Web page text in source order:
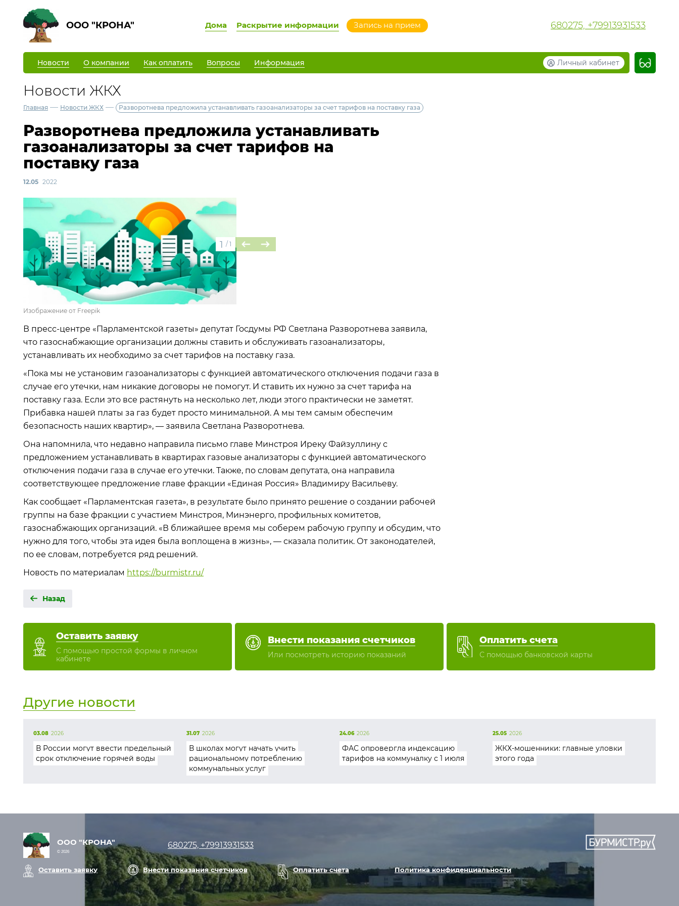
ООО "КРОНА" Дома Раскрытие информации Запись на прием 680275, +79913931533
Новости О компании Как оплатить Вопросы Информация Личный кабинет
Новости ЖКХ
Главная — Новости ЖКХ — Разворотнева предложила устанавливать газоанализаторы за счет тарифов на поставку газа
Разворотнева предложила устанавливать
газоанализаторы за счет тарифов на
поставку газа
12.05 2022
1 / 1
Изображение от Freepik
В пресс-центре «Парламентской газеты» депутат Госдумы РФ Светлана Разворотнева заявила,
что газоснабжающие организации должны ставить и обслуживать газоанализаторы,
устанавливать их необходимо за счет тарифов на поставку газа.
«Пока мы не установим газоанализаторы с функцией автоматического отключения подачи газа в
случае его утечки, нам никакие договоры не помогут. И ставить их нужно за счет тарифа на
поставку газа. Если это все растянуть на несколько лет, люди этого практически не заметят.
Прибавка нашей платы за газ будет просто минимальной. А мы тем самым обеспечим
безопасность наших квартир», — заявила Светлана Разворотнева.
Она напомнила, что недавно направила письмо главе Минстроя Иреку Файзуллину с
предложением устанавливать в квартирах газовые анализаторы с функцией автоматического
отключения подачи газа в случае его утечки. Также, по словам депутата, она направила
соответствующее предложение главе фракции «Единая Россия» Владимиру Васильеву.
Как сообщает «Парламентская газета», в результате было принято решение о создании рабочей
группы на базе фракции с участием Минстроя, Минэнерго, профильных комитетов,
газоснабжающих организаций. «В ближайшее время мы соберем рабочую группу и обсудим, что
нужно для того, чтобы эта идея была воплощена в жизнь», — сказала политик. От законодателей,
по ее словам, потребуется ряд решений.
Новость по материалам https://burmistr.ru/
Назад
Оставить заявку
С помощью простой формы в личном
кабинете
Внести показания счетчиков
Или посмотреть историю показаний
Оплатить счета
С помощью банковской карты
Другие новости
03.08 2026
В России могут ввести предельный
срок отключение горячей воды
31.07 2026
В школах могут начать учить
рациональному потреблению
коммунальных услуг
24.06 2026
ФАС опровергла индексацию
тарифов на коммуналку с 1 июля
25.05 2026
ЖКХ-мошенники: главные уловки
этого года
ООО "КРОНА"
© 2026
680275, +79913931533
Оставить заявку Внести показания счетчиков Оплатить счета Политика конфиденциальности